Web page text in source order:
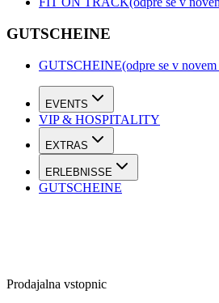
GUTSCHEINE
GUTSCHEINE(odpre se v
EVENTS
VIP & HOSPITALITY
EXTRAS
ERLEBNISSE
GUTSCHEINE
Prodajalna vstopnic